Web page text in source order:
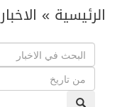
الرئيسية » الاخبار